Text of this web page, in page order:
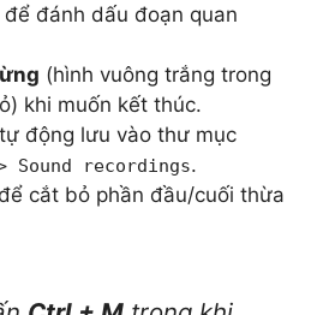
để đánh dấu đoạn quan
(hình vuông trắng trong
khi muốn kết thúc.
động lưu vào thư mục
Sound recordings.
để cắt bỏ phần đầu/cuối thừa